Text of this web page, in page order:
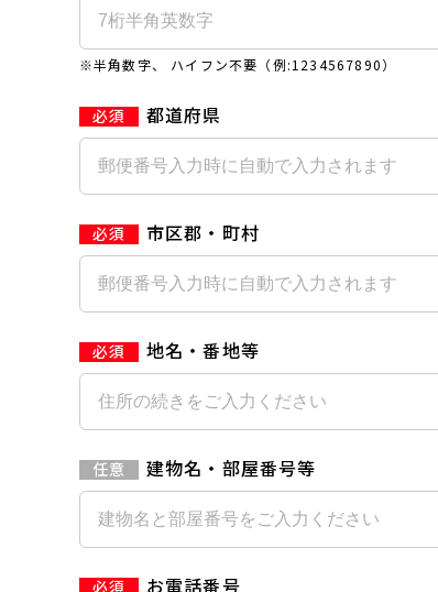
※半角数字、 ハイフン不要（例:1234567890）
都道府県
市区郡・町村
地名・番地等
建物名・部屋番号等
お電話番号